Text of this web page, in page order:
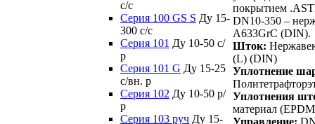
c/c
Серия 100 GS S Ду 15-
300 c/c
Серия 101 Ду 10-50 с/
р
Серия 101 G Ду 15-25
с/вн. р
Серия 102 Ду 10-50 р/
р
Серия 103 руч Ду 15-
покрытием
DN10-350 –
A633GrC (DIN).
Шток:
(L) (DIN)
Уплотнение
Уплотнения
материал